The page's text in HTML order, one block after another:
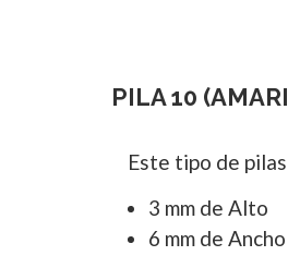
PILA 10
Este tipo de
3 mm de Alto
6 mm de Ancho